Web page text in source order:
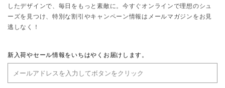
したデザインで、毎日をもっと素敵に。今すぐオンラインで理想のシュ
ーズを見つけ、特別な割引やキャンペーン情報はメールマガジンをお見
逃しなく！
新入荷やセール情報をいちはやくお届けします。